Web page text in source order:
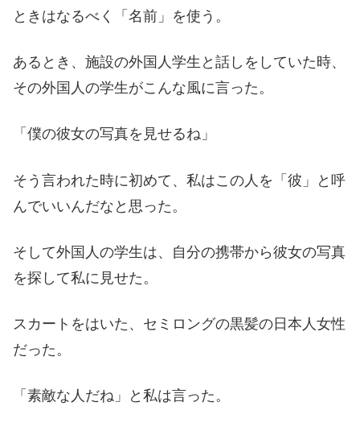
ときはなるべく「名前」を使う。
あるとき、施設の外国人学生と話しをしていた時、
その外国人の学生がこんな風に言った。
「僕の彼女の写真を見せるね」
そう言われた時に初めて、私はこの人を「彼」と呼
んでいいんだなと思った。
そして外国人の学生は、自分の携帯から彼女の写真
を探して私に見せた。
スカートをはいた、セミロングの黒髪の日本人女性
だった。
「素敵な人だね」と私は言った。